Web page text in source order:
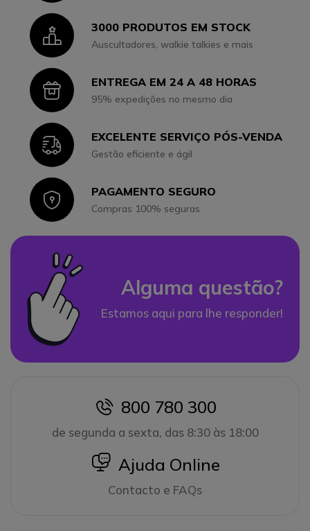
Icon3000 PRODUTOS EM STOCK
Auscultadores, walkie talkies e mais
IconENTREGA EM 24 A 48 HORAS
95% expedições no mesmo dia
IconEXCELENTE SERVIÇO PÓS-VENDA
Gestão eficiente e ágil
IconPAGAMENTO SEGURO
Compras 100% seguras
Alguma questão?
Estamos aqui para lhe responder!
icon
800 780 300
de segunda a sexta, das 8:30 às 18:00
icon
Ajuda Online
Contacto e FAQs